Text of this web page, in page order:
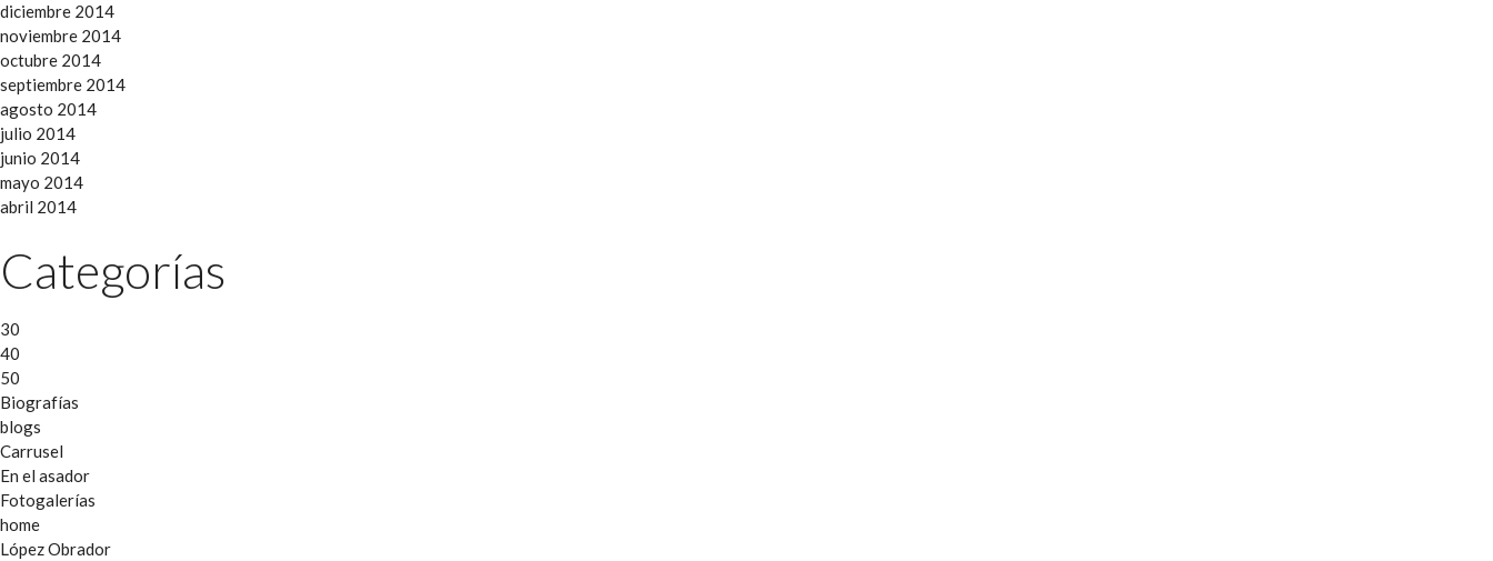
diciembre 2014
noviembre 2014
octubre 2014
septiembre 2014
agosto 2014
julio 2014
junio 2014
mayo 2014
abril 2014
Categorías
30
40
50
Biografías
blogs
Carrusel
En el asador
Fotogalerías
home
López Obrador